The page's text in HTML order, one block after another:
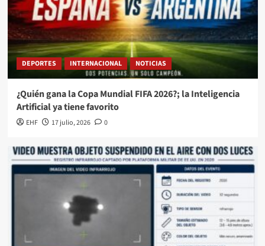
DEPORTES INTERNACIONAL NOTICIAS
¿Quién gana la Copa Mundial FIFA 2026?; la Inteligencia
Artificial ya tiene favorito
EHF 17 julio, 2026 0